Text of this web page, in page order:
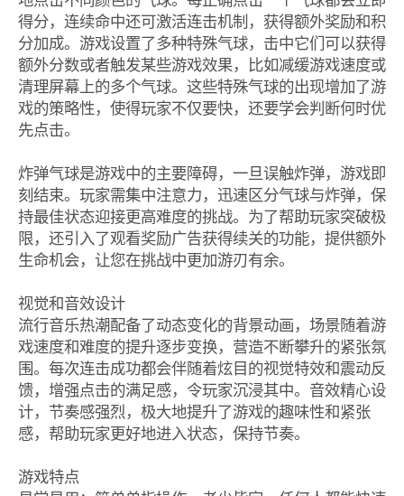
得分，连续命中还可激活连击机制，获得额外奖励和积
分加成。游戏设置了多种特殊气球，击中它们可以获得
额外分数或者触发某些游戏效果，比如减缓游戏速度或
清理屏幕上的多个气球。这些特殊气球的出现增加了游
戏的策略性，使得玩家不仅要快，还要学会判断何时优
先点击。
炸弹气球是游戏中的主要障碍，一旦误触炸弹，游戏即
刻结束。玩家需集中注意力，迅速区分气球与炸弹，保
持最佳状态迎接更高难度的挑战。为了帮助玩家突破极
限，还引入了观看奖励广告获得续关的功能，提供额外
生命机会，让您在挑战中更加游刃有余。
视觉和音效设计
流行音乐热潮配备了动态变化的背景动画，场景随着游
戏速度和难度的提升逐步变换，营造不断攀升的紧张氛
围。每次连击成功都会伴随着炫目的视觉特效和震动反
馈，增强点击的满足感，令玩家沉浸其中。音效精心设
计，节奏感强烈，极大地提升了游戏的趣味性和紧张
感，帮助玩家更好地进入状态，保持节奏。
游戏特点